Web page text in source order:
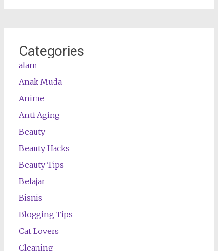
Categories
alam
Anak Muda
Anime
Anti Aging
Beauty
Beauty Hacks
Beauty Tips
Belajar
Bisnis
Blogging Tips
Cat Lovers
Cleaning